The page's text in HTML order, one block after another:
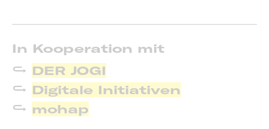
In Kooperation mit
DER JOGI
Digitale Initiativen
mohap